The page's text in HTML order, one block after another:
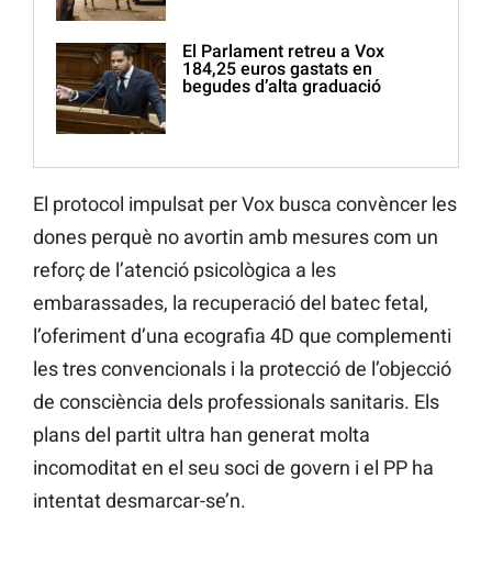
El Parlament retreu a Vox
184,25 euros gastats en
begudes d’alta graduació
El protocol impulsat per Vox busca convèncer les
dones perquè no avortin amb mesures com un
reforç de l’atenció psicològica a les
embarassades, la recuperació del batec fetal,
l’oferiment d’una ecografia 4D que complementi
les tres convencionals i la protecció de l’objecció
de consciència dels professionals sanitaris. Els
plans del partit ultra han generat molta
incomoditat en el seu soci de govern i el PP ha
intentat desmarcar-se’n.